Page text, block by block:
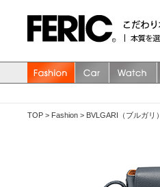
TOP > Fashion > BVLGARI（ブルガリ）